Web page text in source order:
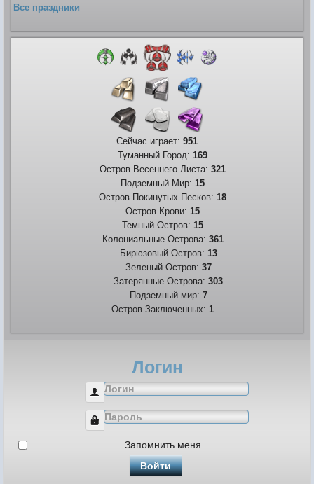
Все праздники
Сейчас играет: 951
Туманный Город: 169
Остров Весеннего Листа: 321
Подземный Мир: 15
Остров Покинутых Песков: 18
Остров Крови: 15
Темный Остров: 15
Колониальные Острова: 361
Бирюзовый Остров: 13
Зеленый Остров: 37
Затерянные Острова: 303
Подземный мир: 7
Остров Заключенных: 1
Логин
Запомнить меня
Войти